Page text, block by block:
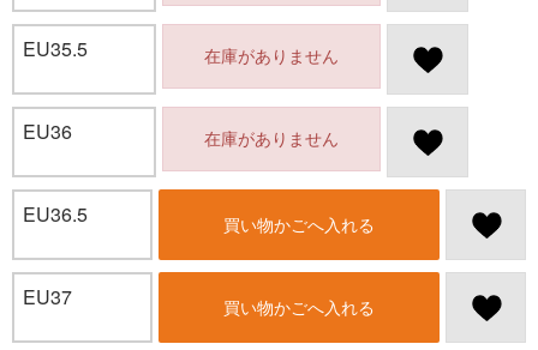
EU35.5 在庫がありません
EU36 在庫がありません
EU36.5 買い物かごへ入れる
EU37 買い物かごへ入れる